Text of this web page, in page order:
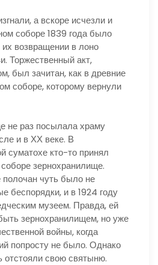
а вскоре исчезли и
соборе 1839 года было
возвращении в лоно
Торжественный акт,
был зачитан, как в древние
соборе, которому вернули
не раз посылала храму
и в ХХ веке. В
суматохе кто-то принял
зернохранилище.
чуть было не
беспорядки, и в 1924 году
музеем. Правда, ей
зернохранилищем, но уже
войны, когда
попросту не было. Однако
отстояли свою святыню.